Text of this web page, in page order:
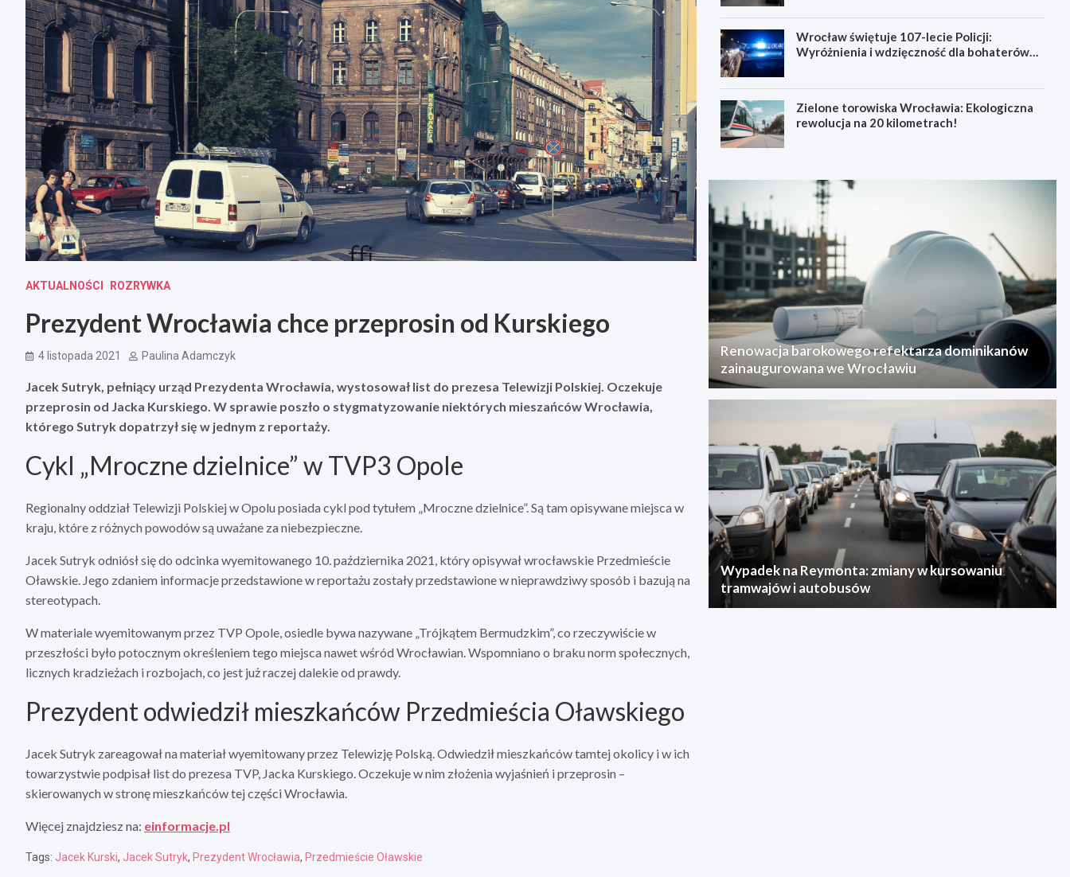
AKTUALNOŚCI ROZRYWKA
Prezydent Wrocławia chce przeprosin od Kurskiego
4 listopada 2021 Paulina Adamczyk
Jacek Sutryk, pełniący urząd Prezydenta Wrocławia, wystosował list do prezesa Telewizji Polskiej. Oczekuje
przeprosin od Jacka Kurskiego. W sprawie poszło o stygmatyzowanie niektórych mieszańców Wrocławia,
którego Sutryk dopatrzył się w jednym z reportaży.
Cykl „Mroczne dzielnice” w TVP3 Opole
Regionalny oddział Telewizji Polskiej w Opolu posiada cykl pod tytułem „Mroczne dzielnice”. Są tam opisywane miejsca w
kraju, które z różnych powodów są uważane za niebezpieczne.
Jacek Sutryk odniósł się do odcinka wyemitowanego 10. października 2021, który opisywał wrocławskie Przedmieście
Oławskie. Jego zdaniem informacje przedstawione w reportażu zostały przedstawione w nieprawdziwy sposób i bazują na
stereotypach.
W materiale wyemitowanym przez TVP Opole, osiedle bywa nazywane „Trójkątem Bermudzkim”, co rzeczywiście w
przeszłości było potocznym określeniem tego miejsca nawet wśród Wrocławian. Wspomniano o braku norm społecznych,
licznych kradzieżach i rozbojach, co jest już raczej dalekie od prawdy.
Prezydent odwiedził mieszkańców Przedmieścia Oławskiego
Jacek Sutryk zareagował na materiał wyemitowany przez Telewizję Polską. Odwiedził mieszkańców tamtej okolicy i w ich
towarzystwie podpisał list do prezesa TVP, Jacka Kurskiego. Oczekuje w nim złożenia wyjaśnień i przeprosin –
skierowanych w stronę mieszkańców tej części Wrocławia.
Więcej znajdziesz na: einformacje.pl
Tags: Jacek Kurski, Jacek Sutryk, Prezydent Wrocławia, Przedmieście Oławskie
Wrocław świętuje 107-lecie Policji:
Wyróżnienia i wdzięczność dla bohaterów
Zielone torowiska Wrocławia: Ekologiczna
rewolucja na 20 kilometrach!
Renowacja barokowego refektarza dominikanów
zainaugurowana we Wrocławiu
Wypadek na Reymonta: zmiany w kursowaniu
tramwajów i autobusów